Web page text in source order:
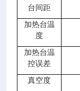
台间距
加热台温
度
加热台温
控误差
真空度